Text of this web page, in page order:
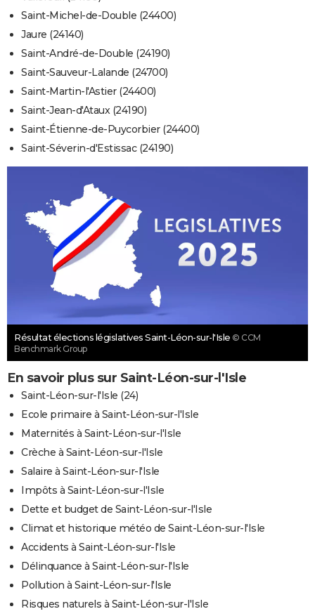
Saint-Michel-de-Double (24400)
Jaure (24140)
Saint-André-de-Double (24190)
Saint-Sauveur-Lalande (24700)
Saint-Martin-l'Astier (24400)
Saint-Jean-d'Ataux (24190)
Saint-Étienne-de-Puycorbier (24400)
Saint-Séverin-d'Estissac (24190)
Résultat élections législatives Saint-Léon-sur-l'Isle © CCM
Benchmark Group
En savoir plus sur Saint-Léon-sur-l'Isle
Saint-Léon-sur-l'Isle (24)
Ecole primaire à Saint-Léon-sur-l'Isle
Maternités à Saint-Léon-sur-l'Isle
Crèche à Saint-Léon-sur-l'Isle
Salaire à Saint-Léon-sur-l'Isle
Impôts à Saint-Léon-sur-l'Isle
Dette et budget de Saint-Léon-sur-l'Isle
Climat et historique météo de Saint-Léon-sur-l'Isle
Accidents à Saint-Léon-sur-l'Isle
Délinquance à Saint-Léon-sur-l'Isle
Pollution à Saint-Léon-sur-l'Isle
Risques naturels à Saint-Léon-sur-l'Isle